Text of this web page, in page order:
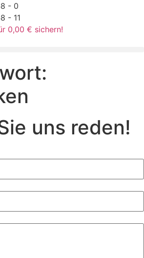
- 0
- 11
0,00 € sichern!
uns reden!